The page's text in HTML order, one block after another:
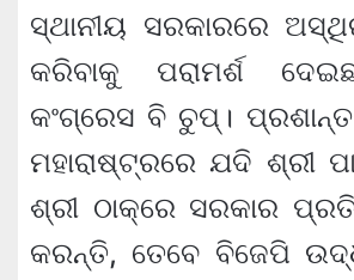
ସ୍ଥାନୀୟ ସରକାରରେ
କରିବାକୁ ପରାମର୍ଶ
କଂଗ୍ରେସ ବି ଚୁପ୍।
ମହାରାଷ୍ଟ୍ରରେ ଯଦି ଶ୍ରୀ
ଶ୍ରୀ ଠାକ୍‌ରେ ସରକାର
କରନ୍ତି, ତେବେ ବିଜେପି